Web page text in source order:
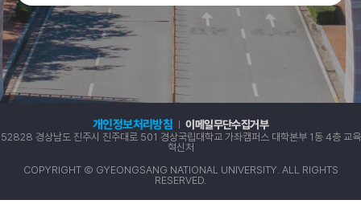
개인정보처리방침 이메일무단수집거부
52828 경상남도 진주시 진주대로 501 경상국립대학교 가좌캠퍼스 대학본부 1동 4층 교육
혁신처
COPYRIGHT Ⓒ GYEONGSANG NATIONAL UNIVERSITY. ALL RIGHTS
RESERVED.